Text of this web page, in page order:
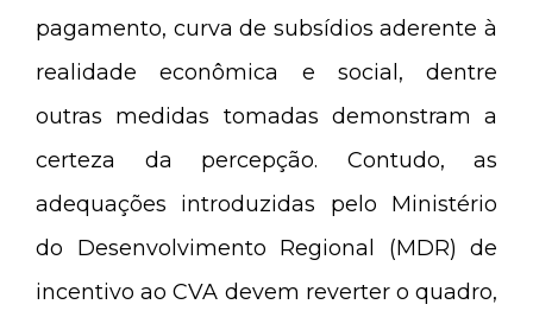
pagamento, curva de subsídios aderente à
realidade econômica e social, dentre
outras medidas tomadas demonstram a
certeza da percepção. Contudo, as
adequações introduzidas pelo Ministério
do Desenvolvimento Regional (MDR) de
incentivo ao CVA devem reverter o quadro,